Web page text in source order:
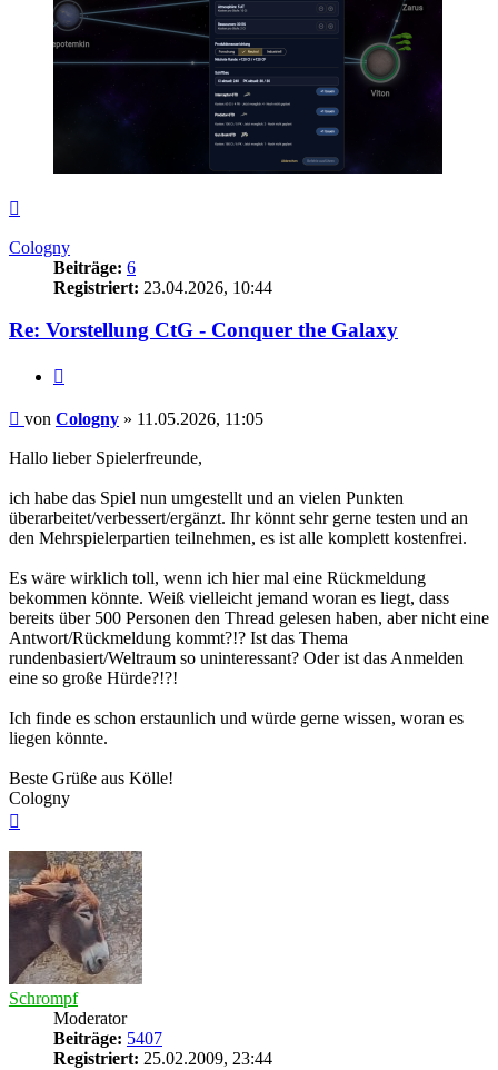
Cologny
Beiträge: 6
Registriert: 23.04.2026, 10:44
Re: Vorstellung CtG - Conquer the Galaxy
Beitrag
von Cologny » 11.05.2026, 11:05
Hallo lieber Spielerfreunde,
ich habe das Spiel nun umgestellt und an vielen Punkten
überarbeitet/verbessert/ergänzt. Ihr könnt sehr gerne testen und an
den Mehrspielerpartien teilnehmen, es ist alle komplett kostenfrei.
Es wäre wirklich toll, wenn ich hier mal eine Rückmeldung
bekommen könnte. Weiß vielleicht jemand woran es liegt, dass
bereits über 500 Personen den Thread gelesen haben, aber nicht eine
Antwort/Rückmeldung kommt?!? Ist das Thema
rundenbasiert/Weltraum so uninteressant? Oder ist das Anmelden
eine so große Hürde?!?!
Ich finde es schon erstaunlich und würde gerne wissen, woran es
liegen könnte.
Beste Grüße aus Kölle!
Cologny
Schrompf
Moderator
Beiträge: 5407
Registriert: 25.02.2009, 23:44